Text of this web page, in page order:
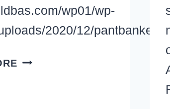
wp01/wp-
2020/12/
PATEK